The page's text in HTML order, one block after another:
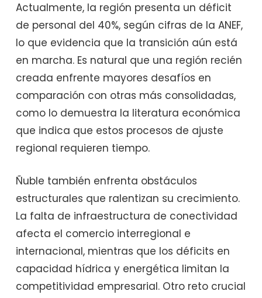
Actualmente, la región presenta un déficit
de personal del 40%, según cifras de la ANEF,
lo que evidencia que la transición aún está
en marcha. Es natural que una región recién
creada enfrente mayores desafíos en
comparación con otras más consolidadas,
como lo demuestra la literatura económica
que indica que estos procesos de ajuste
regional requieren tiempo.
Ñuble también enfrenta obstáculos
estructurales que ralentizan su crecimiento.
La falta de infraestructura de conectividad
afecta el comercio interregional e
internacional, mientras que los déficits en
capacidad hídrica y energética limitan la
competitividad empresarial. Otro reto crucial